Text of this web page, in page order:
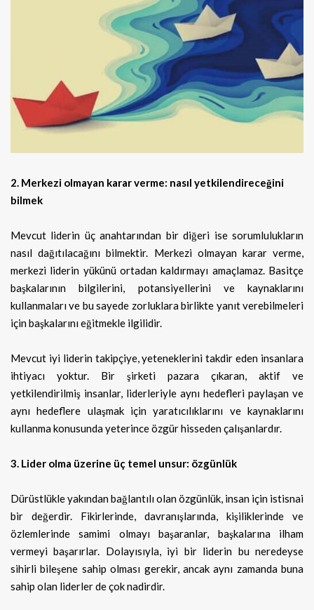
2. Merkezi olmayan karar verme: nasıl yetkilendireceğini
bilmek
Mevcut liderin üç anahtarından bir diğeri ise sorumlulukların
nasıl dağıtılacağını bilmektir. Merkezi olmayan karar verme,
merkezi liderin yükünü ortadan kaldırmayı amaçlamaz. Basitçe
başkalarının bilgilerini, potansiyellerini ve kaynaklarını
kullanmaları ve bu sayede zorluklara birlikte yanıt verebilmeleri
için başkalarını eğitmekle ilgilidir.
Mevcut iyi liderin takipçiye, yeteneklerini takdir eden insanlara
ihtiyacı yoktur. Bir şirketi pazara çıkaran, aktif ve
yetkilendirilmiş insanlar, liderleriyle aynı hedefleri paylaşan ve
aynı hedeflere ulaşmak için yaratıcılıklarını ve kaynaklarını
kullanma konusunda yeterince özgür hisseden çalışanlardır.
3. Lider olma üzerine üç temel unsur: özgünlük
Dürüstlükle yakından bağlantılı olan özgünlük, insan için istisnai
bir değerdir. Fikirlerinde, davranışlarında, kişiliklerinde ve
özlemlerinde samimi olmayı başaranlar, başkalarına ilham
vermeyi başarırlar. Dolayısıyla, iyi bir liderin bu neredeyse
sihirli bileşene sahip olması gerekir, ancak aynı zamanda buna
sahip olan liderler de çok nadirdir.